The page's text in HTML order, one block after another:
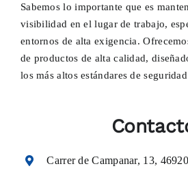
Sabemos lo importante que es
visibilidad en el lugar de trabajo,
entornos de alta exigencia.
de productos de alta calidad,
los más altos estándares de
Carrer de Campanar, 13,